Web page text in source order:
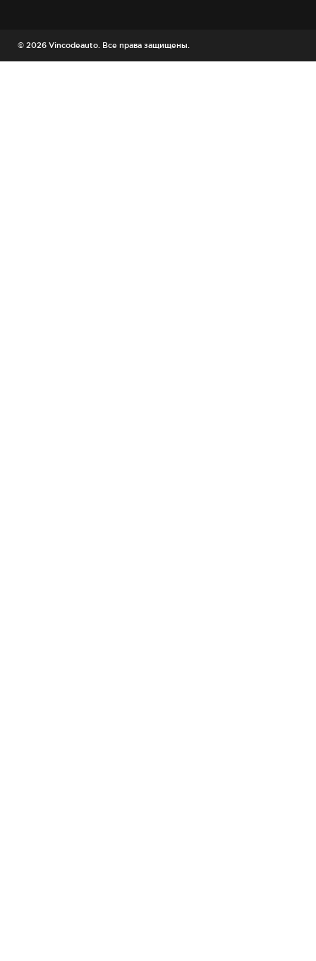
© 2026 Vincodeauto. Все права защищены.